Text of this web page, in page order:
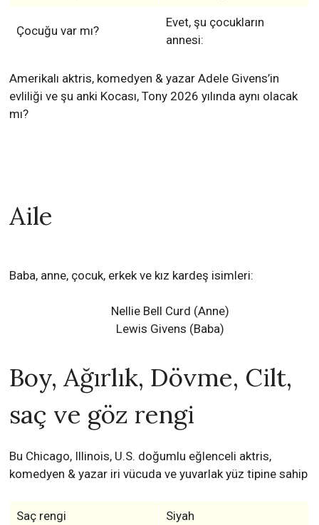
Çocuğu var mı?
Evet, şu çocukların
annesi:
Amerikalı aktris, komedyen & yazar Adele Givens’in
evliliği ve şu anki Kocası, Tony 2026 yılında aynı olacak
mı?
Aile
Baba, anne, çocuk, erkek ve kız kardeş isimleri:
Nellie Bell Curd (Anne)
Lewis Givens (Baba)
Boy, Ağırlık, Dövme, Cilt,
saç ve göz rengi
Bu Chicago, Illinois, U.S. doğumlu eğlenceli aktris,
komedyen & yazar iri vücuda ve yuvarlak yüz tipine sahip
Saç rengi Siyah